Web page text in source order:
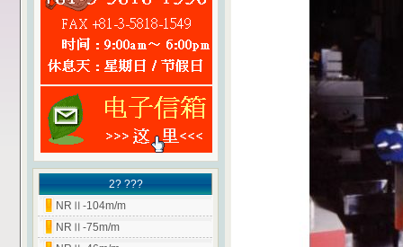
2? ???
NRⅡ-104m/m
NRⅡ-75m/m